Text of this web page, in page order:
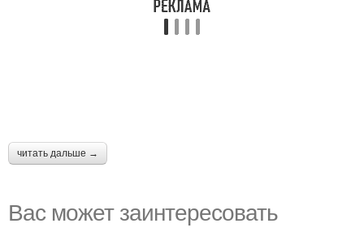
читать дальше →
Вас может заинтересовать